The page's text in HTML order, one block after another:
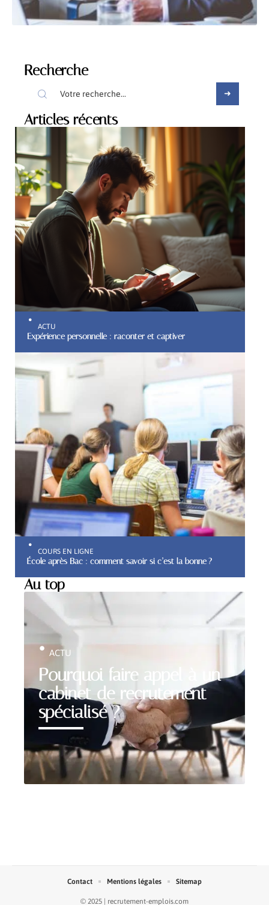
Recherche
Articles récents
ACTU
Expérience personnelle : raconter et captiver
COURS EN LIGNE
École après Bac : comment savoir si c’est la bonne ?
Au top
Pourquoi faire appel à un
cabinet de recrutement
spécialisé ?
ACTU
© 2025 | recrutement-emplois.com
Contact Mentions légales Sitemap